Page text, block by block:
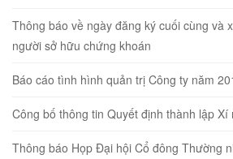
Thông báo về ngày đăng ký cuối cùng và
người sở hữu chứng khoán
Báo cáo tình hình quản trị Công ty năm
Công bố thông tin Quyết định thành lập Xí
Thông báo Họp Đại hội Cổ đông Thường